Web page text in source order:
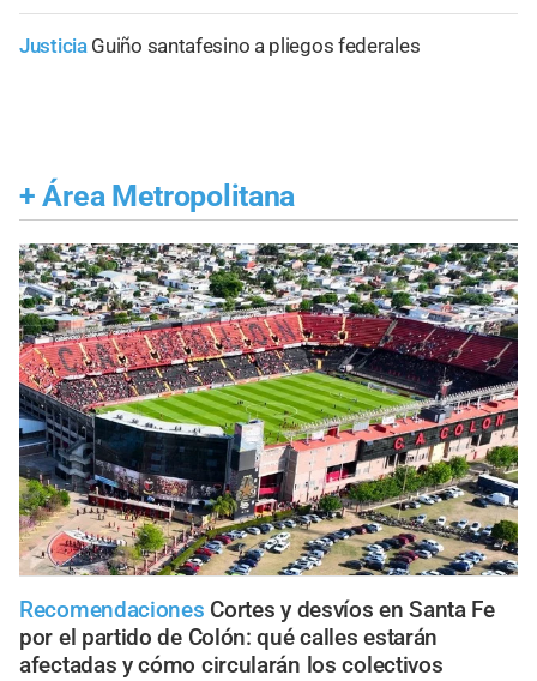
Justicia Guiño santafesino a pliegos federales
+ Área Metropolitana
Recomendaciones Cortes y desvíos en Santa Fe
por el partido de Colón: qué calles estarán
afectadas y cómo circularán los colectivos